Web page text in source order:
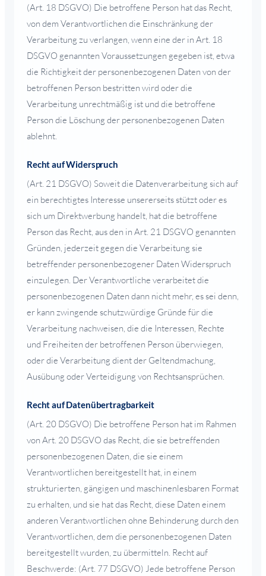
(Art. 18 DSGVO) Die betroffene Person hat das Recht,
von dem Verantwortlichen die Einschränkung der
Verarbeitung zu verlangen, wenn eine der in Art. 18
DSGVO genannten Voraussetzungen gegeben ist, etwa
die Richtigkeit der personenbezogenen Daten von der
betroffenen Person bestritten wird oder die
Verarbeitung unrechtmäßig ist und die betroffene
Person die Löschung der personenbezogenen Daten
ablehnt.
Recht auf Widerspruch
(Art. 21 DSGVO) Soweit die Datenverarbeitung sich auf
ein berechtigtes Interesse unsererseits stützt oder es
sich um Direktwerbung handelt, hat die betroffene
Person das Recht, aus den in Art. 21 DSGVO genannten
Gründen, jederzeit gegen die Verarbeitung sie
betreffender personenbezogener Daten Widerspruch
einzulegen. Der Verantwortliche verarbeitet die
personenbezogenen Daten dann nicht mehr, es sei denn,
er kann zwingende schutzwürdige Gründe für die
Verarbeitung nachweisen, die die Interessen, Rechte
und Freiheiten der betroffenen Person überwiegen,
oder die Verarbeitung dient der Geltendmachung,
Ausübung oder Verteidigung von Rechtsansprüchen.
Recht auf Datenübertragbarkeit
(Art. 20 DSGVO) Die betroffene Person hat im Rahmen
von Art. 20 DSGVO das Recht, die sie betreffenden
personenbezogenen Daten, die sie einem
Verantwortlichen bereitgestellt hat, in einem
strukturierten, gängigen und maschinenlesbaren Format
zu erhalten, und sie hat das Recht, diese Daten einem
anderen Verantwortlichen ohne Behinderung durch den
Verantwortlichen, dem die personenbezogenen Daten
bereitgestellt wurden, zu übermitteln. Recht auf
Beschwerde: (Art. 77 DSGVO) Jede betroffene Person